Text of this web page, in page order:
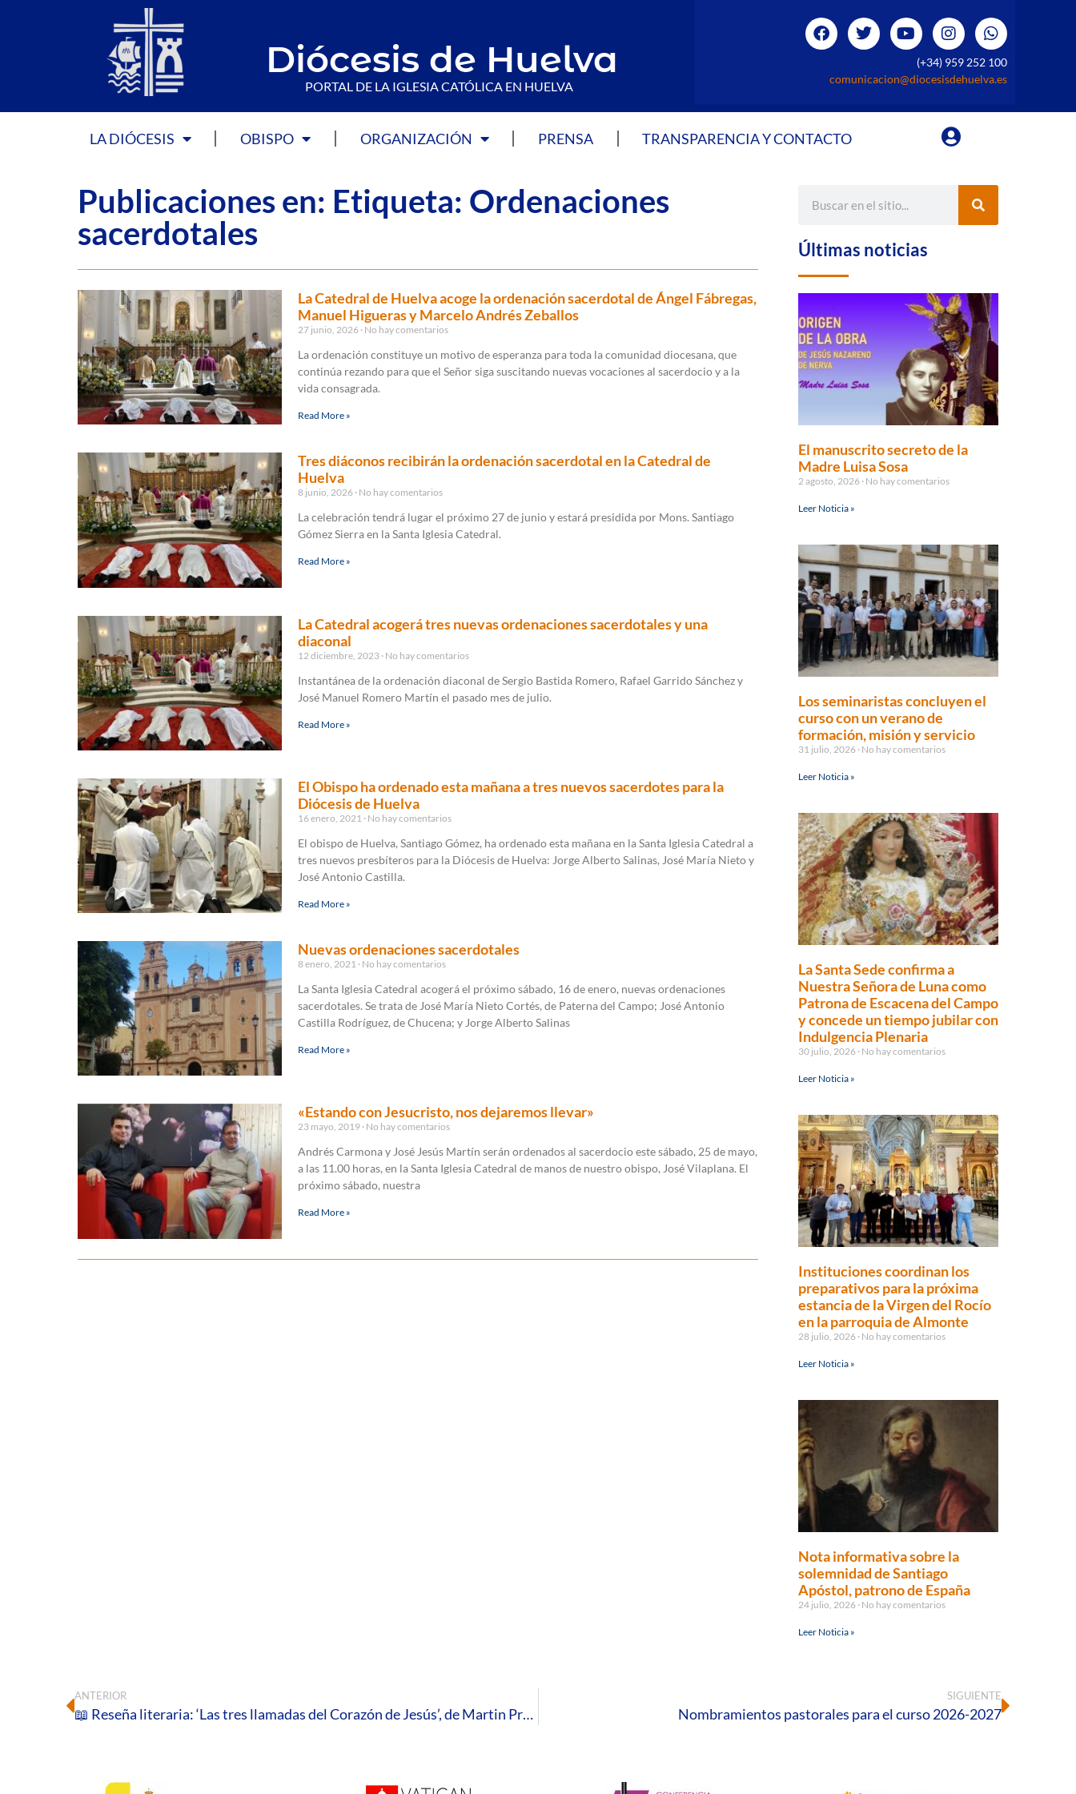
Diócesis de Huelva
PORTAL DE LA IGLESIA CATÓLICA EN HUELVA
(+34) 959 252 100
comunicacion@diocesisdehuelva.es
LA DIÓCESIS OBISPO ORGANIZACIÓN PRENSA TRANSPARENCIA Y CONTACTO
Publicaciones en: Etiqueta: Ordenaciones
sacerdotales
La Catedral de Huelva acoge la ordenación sacerdotal de Ángel Fábregas,
Manuel Higueras y Marcelo Andrés Zeballos
27 junio, 2026 No hay comentarios
La ordenación constituye un motivo de esperanza para toda la comunidad diocesana, que
continúa rezando para que el Señor siga suscitando nuevas vocaciones al sacerdocio y a la
vida consagrada.
Read More »
Tres diáconos recibirán la ordenación sacerdotal en la Catedral de
Huelva
8 junio, 2026 No hay comentarios
La celebración tendrá lugar el próximo 27 de junio y estará presidida por Mons. Santiago
Gómez Sierra en la Santa Iglesia Catedral.
Read More »
La Catedral acogerá tres nuevas ordenaciones sacerdotales y una
diaconal
12 diciembre, 2023 No hay comentarios
Instantánea de la ordenación diaconal de Sergio Bastida Romero, Rafael Garrido Sánchez y
José Manuel Romero Martín el pasado mes de julio.
Read More »
El Obispo ha ordenado esta mañana a tres nuevos sacerdotes para la
Diócesis de Huelva
16 enero, 2021 No hay comentarios
El obispo de Huelva, Santiago Gómez, ha ordenado esta mañana en la Santa Iglesia Catedral a
tres nuevos presbíteros para la Diócesis de Huelva: Jorge Alberto Salinas, José María Nieto y
José Antonio Castilla.
Read More »
Nuevas ordenaciones sacerdotales
8 enero, 2021 No hay comentarios
La Santa Iglesia Catedral acogerá el próximo sábado, 16 de enero, nuevas ordenaciones
sacerdotales. Se trata de José María Nieto Cortés, de Paterna del Campo; José Antonio
Castilla Rodríguez, de Chucena; y Jorge Alberto Salinas
Read More »
«Estando con Jesucristo, nos dejaremos llevar»
23 mayo, 2019 No hay comentarios
Andrés Carmona y José Jesús Martín serán ordenados al sacerdocio este sábado, 25 de mayo,
a las 11.00 horas, en la Santa Iglesia Catedral de manos de nuestro obispo, José Vilaplana. El
próximo sábado, nuestra
Read More »
Últimas noticias
El manuscrito secreto de la
Madre Luisa Sosa
2 agosto, 2026 No hay comentarios
Leer Noticia »
Los seminaristas concluyen el
curso con un verano de
formación, misión y servicio
31 julio, 2026 No hay comentarios
Leer Noticia »
La Santa Sede confirma a
Nuestra Señora de Luna como
Patrona de Escacena del Campo
y concede un tiempo jubilar con
Indulgencia Plenaria
30 julio, 2026 No hay comentarios
Leer Noticia »
Instituciones coordinan los
preparativos para la próxima
estancia de la Virgen del Rocío
en la parroquia de Almonte
28 julio, 2026 No hay comentarios
Leer Noticia »
Nota informativa sobre la
solemnidad de Santiago
Apóstol, patrono de España
24 julio, 2026 No hay comentarios
Leer Noticia »
ANTERIOR
📖 Reseña literaria: ‘Las tres llamadas del Corazón de Jesús’, de Martin Pradère
SIGUIENTE
Nombramientos pastorales para el curso 2026-2027